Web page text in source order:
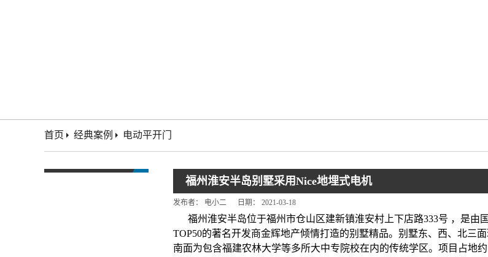
首页 经典案例 电动平开门
福州淮安半岛别墅采用Nice地埋式电机
发布者： 电小二 日期： 2021-03-18
福州淮安半岛位于福州市仓山区建新镇淮安村上下店路333号 ，是由
TOP50的著名开发商金辉地产倾情打造的别墅精品。别墅东、西、北三面
南面为包含福建农林大学等多所大中专院校在内的传统学区。项目占地约